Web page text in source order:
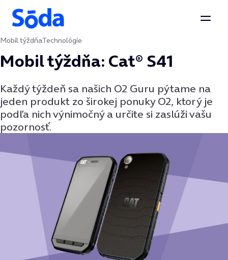
Preskočiť na obsah
Mobil týždňaTechnológie
Mobil týždňa: Cat® S41
Každý týždeň sa našich O2 Guru pýtame na
jeden produkt zo širokej ponuky O2, ktorý je
podľa nich výnimočný a určite si zaslúži vašu
pozornosť.